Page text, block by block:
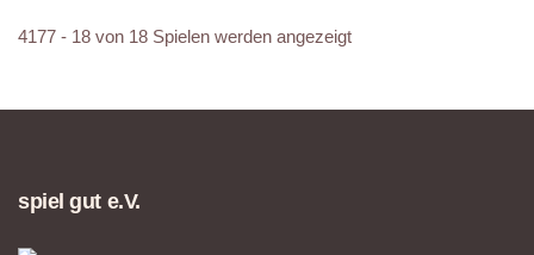
4177 - 18 von 18 Spielen werden angezeigt
spiel gut e.V.